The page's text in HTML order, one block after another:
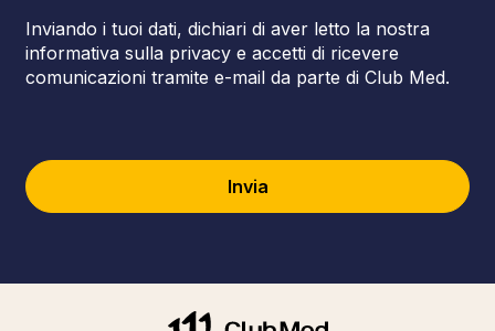
Inviando i tuoi dati, dichiari di aver letto la nostra
informativa sulla privacy e accetti di ricevere
comunicazioni tramite e-mail da parte di Club Med.
Invia